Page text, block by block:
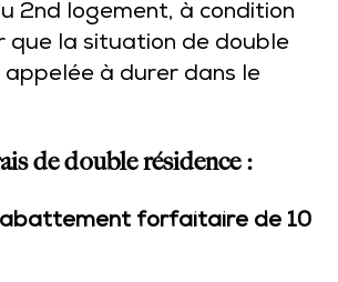
2nd logement, à condition
que la situation de double
appelée à durer dans le
de double résidence :
forfaitaire de 10